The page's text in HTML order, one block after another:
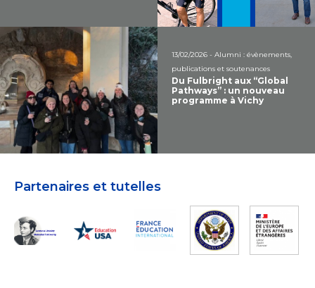
13/02/2026 - Alumni : évènements,
publications et soutenances
Du Fulbright aux “Global
Pathways” : un nouveau
programme à Vichy
Partenaires et tutelles